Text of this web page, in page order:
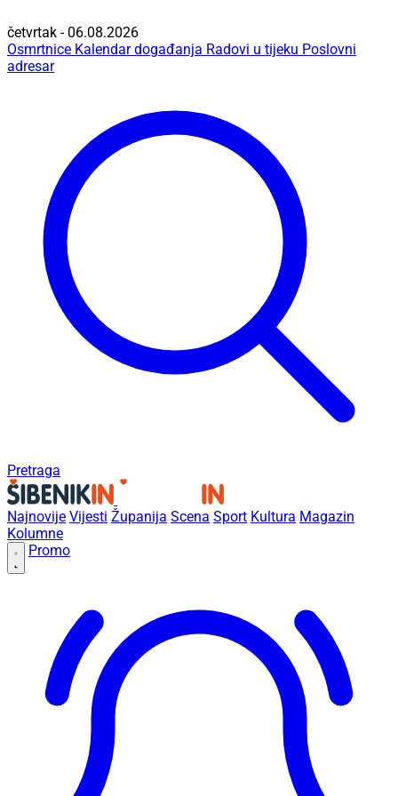
četvrtak - 06.08.2026
Osmrtnice Kalendar događanja Radovi u tijeku Poslovni
adresar
Pretraga
Najnovije Vijesti Županija Scena Sport Kultura Magazin
Kolumne
Promo